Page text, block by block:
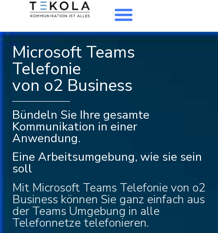
Microsoft Teams
Telefonie
von o2 Business
Bündeln Sie Ihre gesamte
Kommunikation in einer
Anwendung.
Eine Arbeitsumgebung, wie sie sein
soll
Mit Microsoft Teams Telefonie von o2
Business können Sie ganz einfach aus
der Teams Umgebung in alle
Telefonnetze telefonieren.